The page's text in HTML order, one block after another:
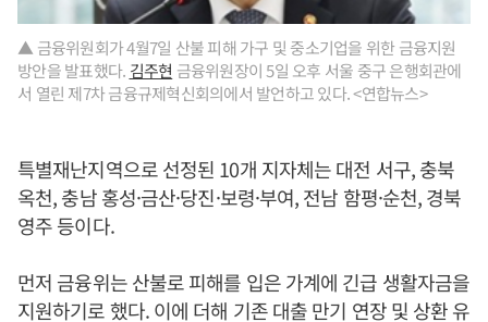
▲ 금융위원회가 4월7일 산불 피해 가구 및 중소기업을 위한 금융지원
방안을 발표했다. 김주현 금융위원장이 5일 오후 서울 중구 은행회관에
서 열린 제7차 금융규제혁신회의에서 발언하고 있다. <연합뉴스>
특별재난지역으로 선정된 10개 지자체는 대전 서구, 충북
옥천, 충남 홍성·금산·당진·보령·부여, 전남 함평·순천, 경북
영주 등이다.
먼저 금융위는 산불로 피해를 입은 가계에 긴급 생활자금을
지원하기로 했다. 이에 더해 기존 대출 만기 연장 및 상환 유